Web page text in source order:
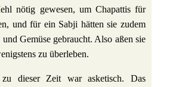
nötig gewesen, um Cha­pattis für
und für ein Sabji hätten sie zudem
Gemüse gebraucht. Also aßen sie
zu überleben.
dieser Zeit war aske­tisch. Das